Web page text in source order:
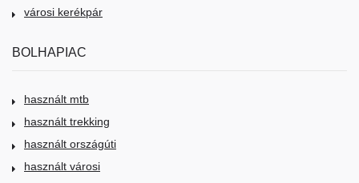
városi kerékpár
BOLHAPIAC
használt mtb
használt trekking
használt országúti
használt városi